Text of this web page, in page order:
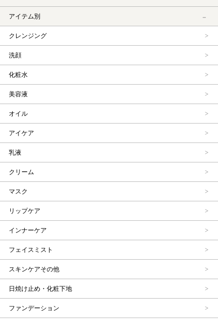
アイテム別
クレンジング
洗顔
化粧水
美容液
オイル
アイケア
乳液
クリーム
マスク
リップケア
インナーケア
フェイスミスト
スキンケアその他
日焼け止め・化粧下地
ファンデーション